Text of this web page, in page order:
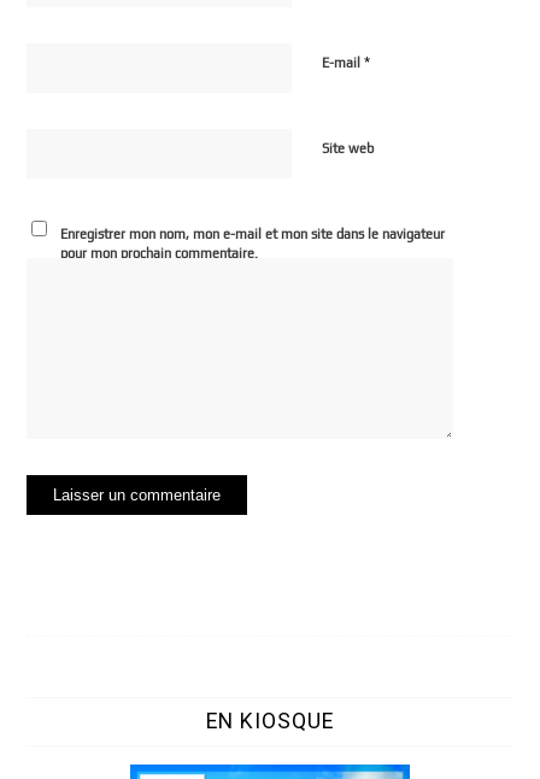
E-mail*
Site web
Enregistrer mon nom, mon e-mail et mon site dans le navigateur
pour mon prochain commentaire.
EN KIOSQUE